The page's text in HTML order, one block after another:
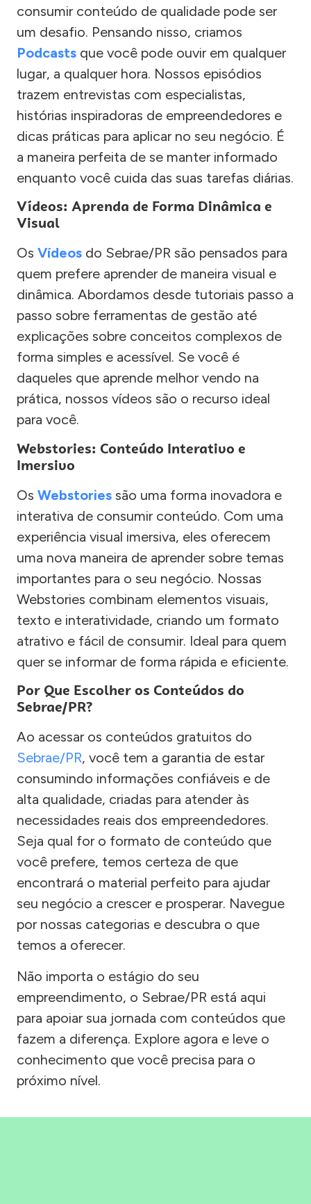
consumir conteúdo de qualidade pode ser
um desafio. Pensando nisso, criamos
Podcasts que você pode ouvir em qualquer
lugar, a qualquer hora. Nossos episódios
trazem entrevistas com especialistas,
histórias inspiradoras de empreendedores e
dicas práticas para aplicar no seu negócio. É
a maneira perfeita de se manter informado
enquanto você cuida das suas tarefas diárias.
Vídeos: Aprenda de Forma Dinâmica e
Visual
Os Vídeos do Sebrae/PR são pensados para
quem prefere aprender de maneira visual e
dinâmica. Abordamos desde tutoriais passo a
passo sobre ferramentas de gestão até
explicações sobre conceitos complexos de
forma simples e acessível. Se você é
daqueles que aprende melhor vendo na
prática, nossos vídeos são o recurso ideal
para você.
Webstories: Conteúdo Interativo e
Imersivo
Os Webstories são uma forma inovadora e
interativa de consumir conteúdo. Com uma
experiência visual imersiva, eles oferecem
uma nova maneira de aprender sobre temas
importantes para o seu negócio. Nossas
Webstories combinam elementos visuais,
texto e interatividade, criando um formato
atrativo e fácil de consumir. Ideal para quem
quer se informar de forma rápida e eficiente.
Por Que Escolher os Conteúdos do
Sebrae/PR?
Ao acessar os conteúdos gratuitos do
Sebrae/PR, você tem a garantia de estar
consumindo informações confiáveis e de
alta qualidade, criadas para atender às
necessidades reais dos empreendedores.
Seja qual for o formato de conteúdo que
você prefere, temos certeza de que
encontrará o material perfeito para ajudar
seu negócio a crescer e prosperar. Navegue
por nossas categorias e descubra o que
temos a oferecer.
Não importa o estágio do seu
empreendimento, o Sebrae/PR está aqui
para apoiar sua jornada com conteúdos que
fazem a diferença. Explore agora e leve o
conhecimento que você precisa para o
próximo nível.